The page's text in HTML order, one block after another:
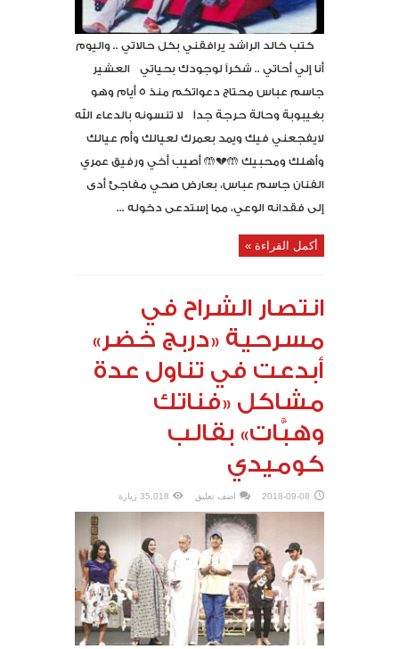
كتب خالد الراشد يرافقني بكل حالاتي .. واليوم
أنا إلي أحاتي .. شكراً لوجودك بحياتي العشير
جاسم عباس محتاج دعواتكم منذ ٥ أيام وهو
بغيبوبة وحالة حرجة جداً لا تنسونه بالدعاء الله
لايفجعني فيك ويمد بعمرك لعيالك وأم عيالك
وأهلك ومحبيك 🤲💔🤲 أصيب أخي ورفيق عمري
الفنان جاسم عباس، بعارض صحي مفاجئ أدى
إلى فقدانه الوعي، مما إستدعى دخوله ...
أكمل القراءة »
انتصار الشراح في
مسرحية «دربج خضر»
أبدعت في تناول عدة
مشاكل «فناتك
وهبَّات» بقالب
كوميدي
2018-09-08 اضف تعليق 35,018 زيارة